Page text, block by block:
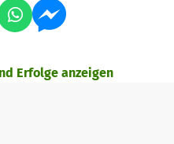
Erfolge anzeigen